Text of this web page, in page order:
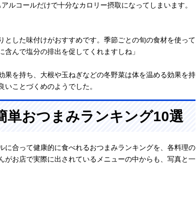
ルコールだけで十分なカロリー摂取になってしまいます。
とした味付けがおすすめです。季節ごとの旬の食材を使って
んで塩分の排出を促してくれますしね」
果を持ち、大根や玉ねぎなどの冬野菜は体を温める効果を持
ことづくめのようでした。
単おつまみランキング10選
合って健康的に食べれるおつまみランキングを、各料理の
お店で実際に出されているメニューの中からも、写真と一